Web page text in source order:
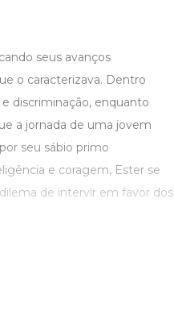
seus avanços
o caracterizava. Dentro
discriminação, enquanto
a jornada de uma jovem
seu sábio primo
e coragem, Ester se
de intervir em favor dos